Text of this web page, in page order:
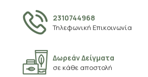
2310744968
Τηλεφωνική Επικοινωνία
Δωρεάν Δείγματα
σε κάθε αποστολή